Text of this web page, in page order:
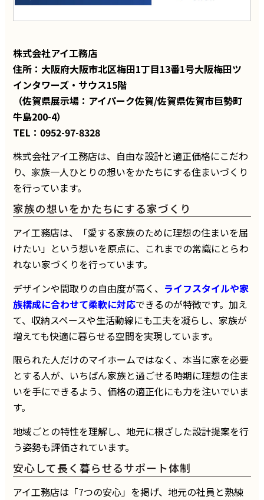
株式会社アイ工務店
住所：大阪府大阪市北区梅田1丁目13番1号大阪梅田ツ
インタワーズ・サウス15階
（佐賀県展示場：アイパーク佐賀/佐賀県佐賀市巨勢町
牛島200-4）
TEL：0952-97-8328
株式会社アイ工務店は、自由な設計と適正価格にこだわ
り、家族一人ひとりの想いをかたちにする住まいづくり
を行っています。
家族の想いをかたちにする家づくり
アイ工務店は、「愛する家族のために理想の住まいを届
けたい」という想いを原点に、これまでの常識にとらわ
れない家づくりを行っています。
デザインや間取りの自由度が高く、 ライフスタイルや家
族構成に合わせて柔軟に対応できるのが特徴です。加え
て、収納スペースや生活動線にも工夫を凝らし、家族が
増えても快適に暮らせる空間を実現しています。
限られた人だけのマイホームではなく、本当に家を必要
とする人が、いちばん家族と過ごせる時期に理想の住ま
いを手にできるよう、価格の適正化にも力を注いでいま
す。
地域ごとの特性を理解し、地元に根ざした設計提案を行
う姿勢も評価されています。
安心して長く暮らせるサポート体制
アイ工務店は「7つの安心」を掲げ、地元の社員と熟練